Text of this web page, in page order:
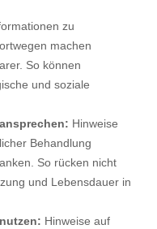
zu
machen
So können
und soziale
Hinweise
Behandlung
So rücken nicht
und Lebensdauer in
Hinweise auf